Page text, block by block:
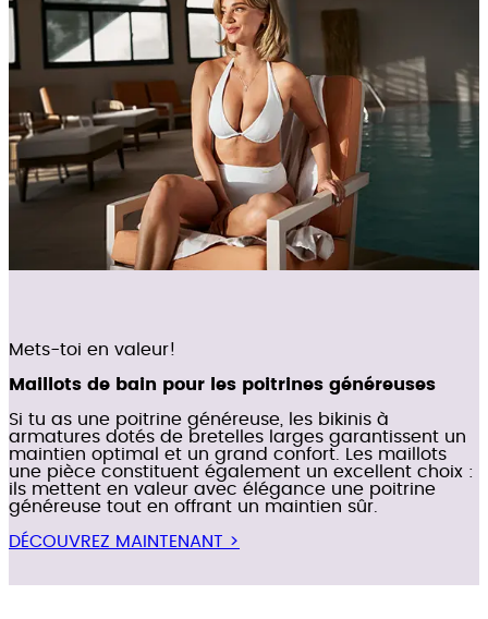
Mets-toi en valeur!
Maillots de bain pour les poitrines généreuses
Si tu as une poitrine généreuse, les bikinis à
armatures dotés de bretelles larges garantissent un
maintien optimal et un grand confort. Les maillots
une pièce constituent également un excellent choix :
ils mettent en valeur avec élégance une poitrine
généreuse tout en offrant un maintien sûr.
DÉCOUVREZ MAINTENANT >